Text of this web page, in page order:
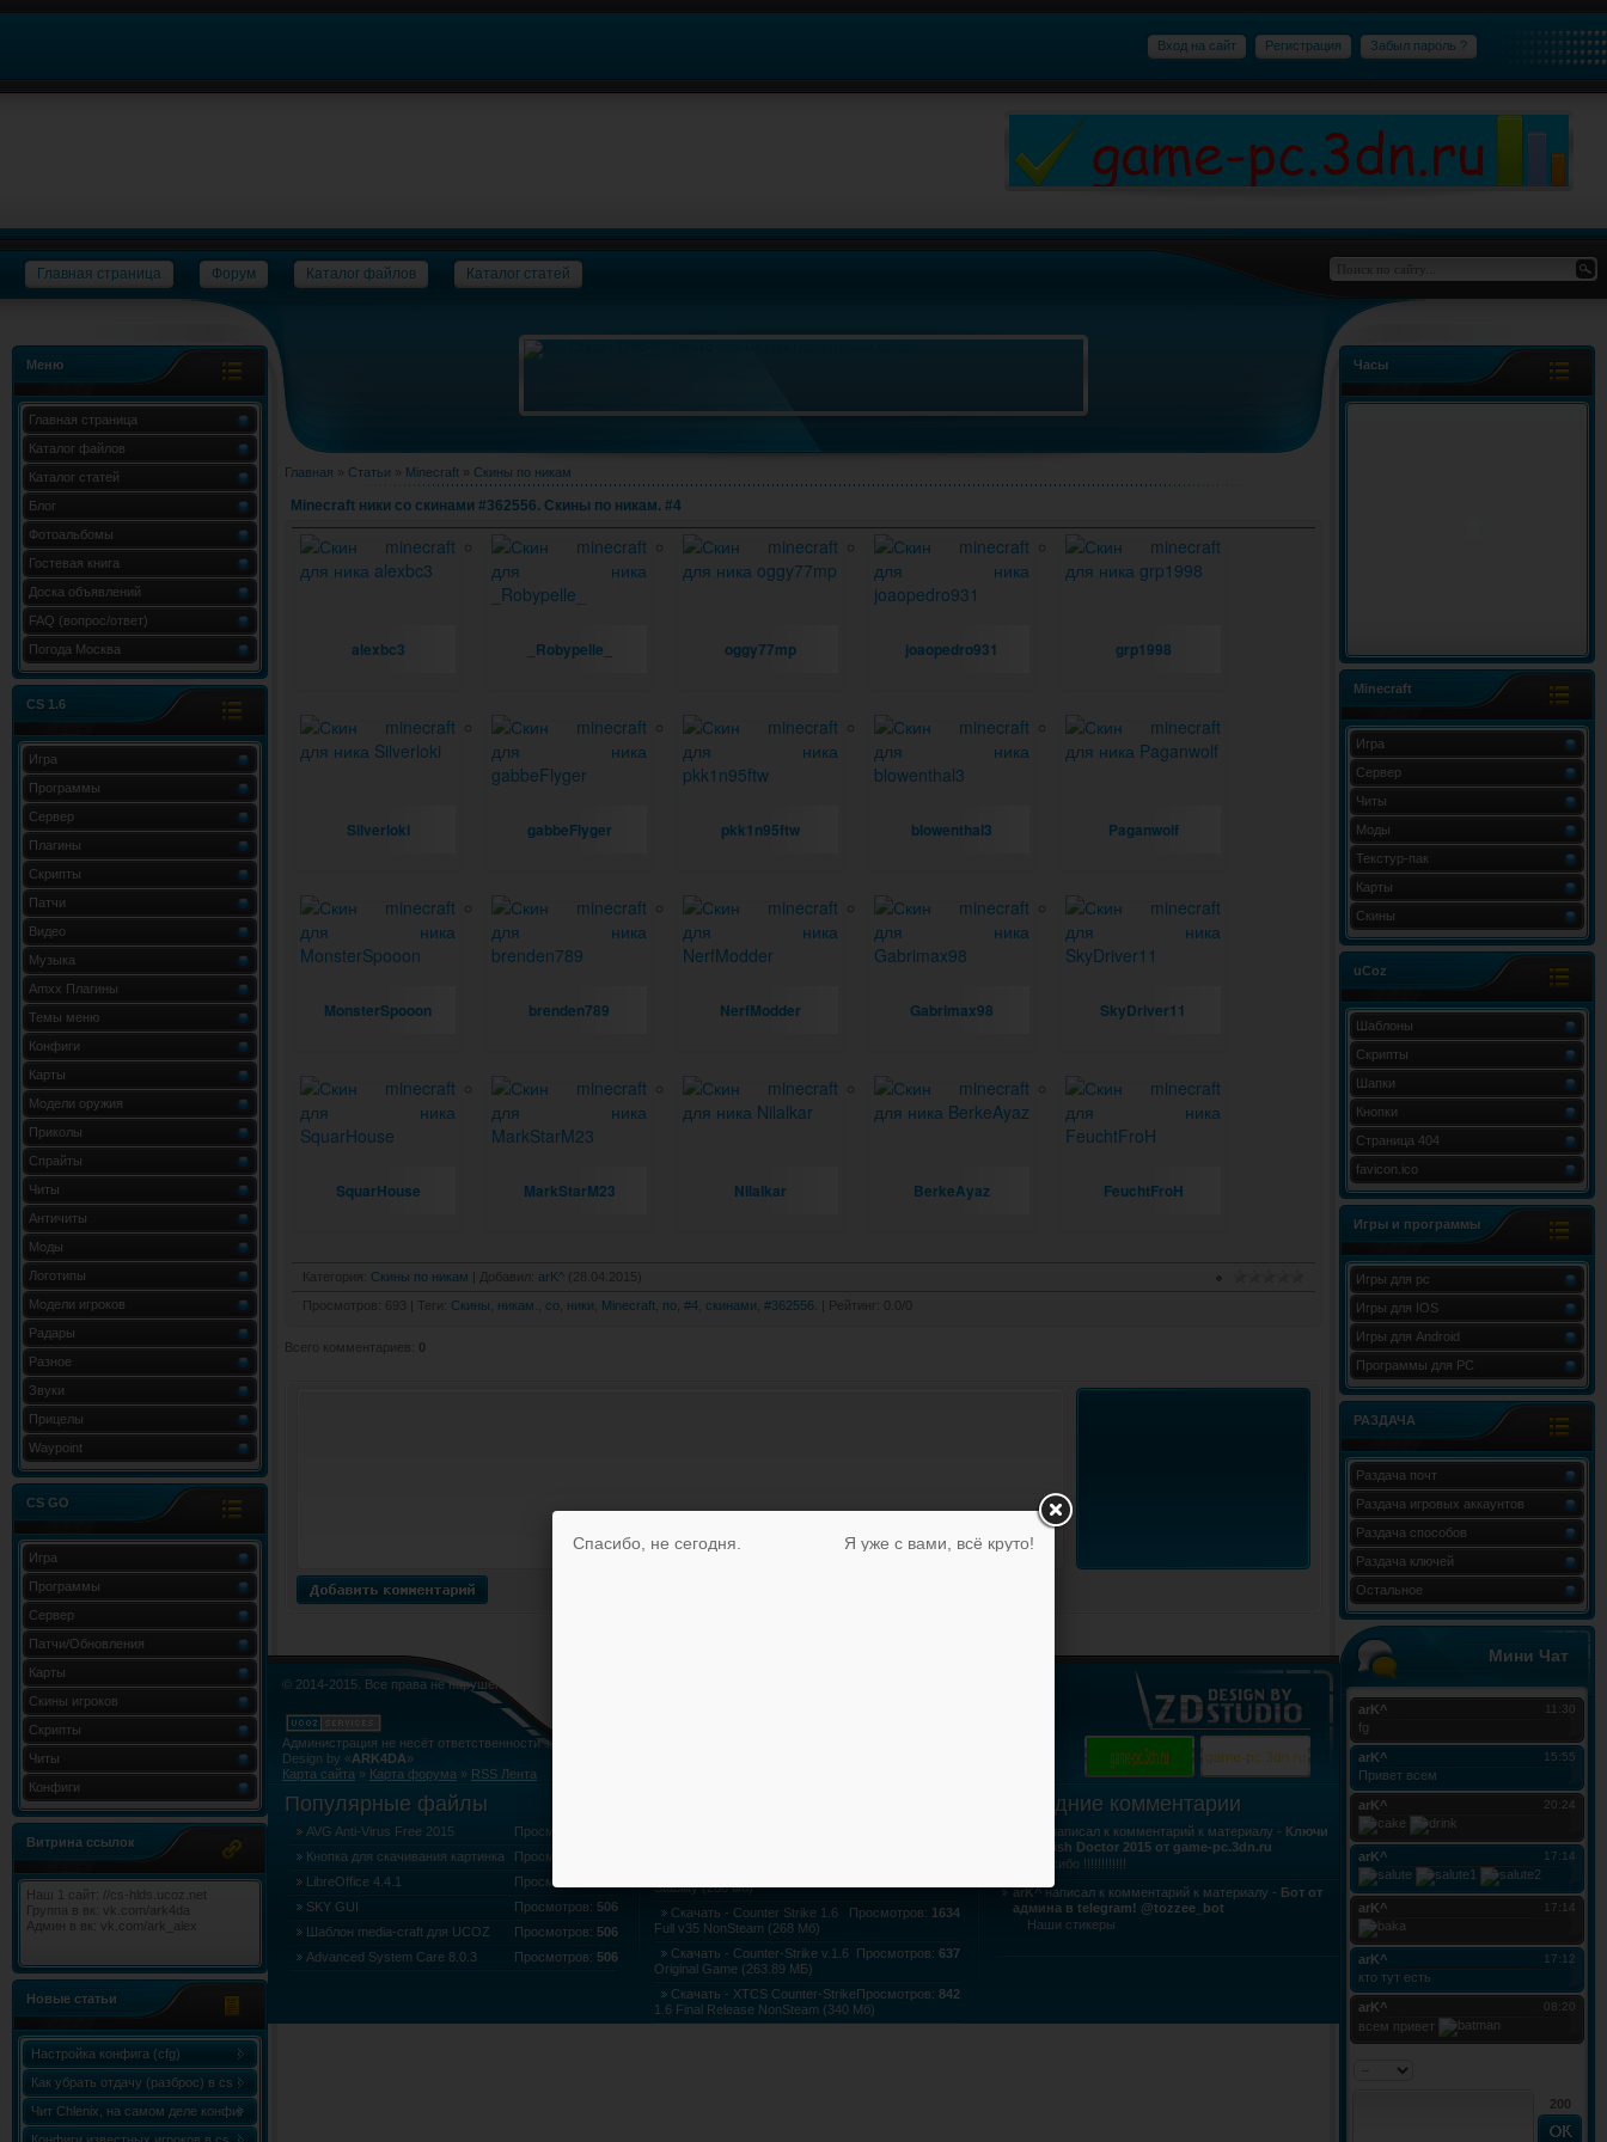
Вход на сайт Регистрация Забыл пароль ?
Главная страница Форум Каталог файлов Каталог статей
Меню
Главная страница
Каталог файлов
Каталог статей
Блог
Фотоальбомы
Гостевая книга
Доска объявлений
FAQ (вопрос/ответ)
Погода Москва
CS 1.6
Игра
Программы
Сервер
Плагины
Скрипты
Патчи
Видео
Музыка
Amxx Плагины
Темы меню
Конфиги
Карты
Модели оружия
Приколы
Спрайты
Читы
Античиты
Моды
Логотипы
Модели игроков
Радары
Разное
Звуки
Прицелы
Waypoint
CS GO
Игра
Программы
Сервер
Патчи/Обновления
Карты
Скины игроков
Скрипты
Читы
Конфиги
Витрина ссылок
Наш 1 сайт: //cs-hlds.ucoz.net
Группа в вк: vk.com/ark4da
Админ в вк: vk.com/ark_alex
Новые статьи
Настройка конфига (cfg)
Как убрать отдачу (разброс) в cs
1.6
Чит Chlenix, на самом деле конфиг
Chlenix.cfg, для knife!
Часы
Minecraft
Игра
Сервер
Читы
Моды
Текстур-пак
Карты
Скины
uCoz
Шаблоны
Скрипты
Шапки
Кнопки
Страница 404
favicon.ico
Игры и программы
Игры для pc
Игры для IOS
Игры для Android
Программы для PC
РАЗДАЧА
Раздача почт
Раздача игровых аккаунтов
Раздача способов
Раздача ключей
Остальное
Мини Чат
200
Главная » Статьи » Minecraft » Скины по никам
Minecraft ники со скинами #362556. Cкины по никам. #4
alexbc3 _Robypelle_ oggy77mp joaopedro931 grp1998
Silverloki gabbeFlyger pkk1n95ftw blowenthal3 Paganwolf
MonsterSpooon brenden789 NerfModder Gabrimax98 SkyDriver11
SquarHouse MarkStarM23 Nilalkar BerkeAyaz FeuchtFroH
Категория: Скины по никам Добавил : arK^ (28.04.2015)
Просмотров : 693 Теги : Cкины никам. со ники Minecraft по #4 скинами #362556. Рейтинг :
Всего комментариев: 0
© 2014-2015. Все права не нарушены.
Администрация не несёт ответственности за содержащие файлы.
Design by «ARK4DA»
Карта сайта » Карта форума » RSS Лента
Популярные файлы
Просмотров:
AVG Anti-Virus Free 2015
Просмотров:
Кнопка для скачивания картинка
Просмотров:
LibreOffice 4.4.1
Просмотров: 506
SKY GUI
Просмотров: 506
Шаблон media-craft для UCOZ
Просмотров: 506
Advanced System Care 8.0.3
Последние комментарии
написал к комментарий к материалу - Ключи
на Kerish Doctor 2015 от game-pc.3dn.ru
Спасибо !!!!!!!!!!!!
arK^написал к комментарий к материалу - Бот от
админа в telegram! @tozzee_bot
Наши стикеры
Stability (268 мб)
Просмотров: 1634
Скачать - Counter Strike 1.6
Full v35 NonSteam (268 Мб)
Просмотров:637
Скачать - Counter-Strike v.1.6
Original Game (263.89 МБ)
Просмотров:842
Скачать - XTCS Counter-Strike
1.6 Final Release NonSteam (340 Мб)
Спасибо, не сегодня. Я уже с вами, всё круто!